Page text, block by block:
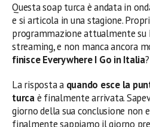
Questa soap turca è andata in
e si articola in una stagione.
programmazione attualmente
streaming, e non manca ancora
finisceEverywhere I Go in Italia?
La risposta a quando esce la
turcaè finalmente arrivata.
giorno della sua conclusione non
finalmente sappiamo il giorno